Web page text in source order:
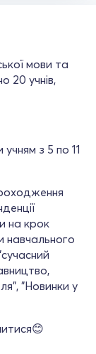
мови та
20 учнів,
учням з 5 по 11
на крок
навчального
"Новинки у